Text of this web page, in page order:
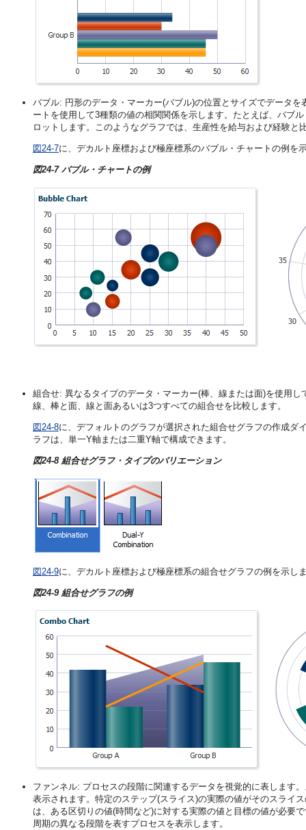
バブル: 円形のデータ・マーカー(バブル)の位置とサイズでデータ
ートを使用して3種類の値の相関関係を示します。たとえば、バブ
ロットします。このようなグラフでは、生産性を給与および経験と
図24-7に、デカルト座標および極座標系のバブル・チャートの例を
図24-7 バブル・チャートの例
組合せ: 異なるタイプのデータ・マーカー(棒、線または面)を使用
線、棒と面、線と面あるいは3つすべての組合せを比較します。
図24-8に、デフォルトのグラフが選択された組合せグラフの作成
ラフは、単一Y軸または二重Y軸で構成できます。
図24-8 組合せグラフ・タイプのバリエーション
図24-9に、デカルト座標および極座標系の組合せグラフの例を示し
図24-9 組合せグラフの例
ファンネル: プロセスの段階に関連するデータを視覚的に表します
表示されます。特定のステップ(スライス)の実際の値がそのスライ
は、ある区切りの値(時間など)に対する実際の値と目標の値が必要
周期の異なる段階を表すプロセスを表示します。